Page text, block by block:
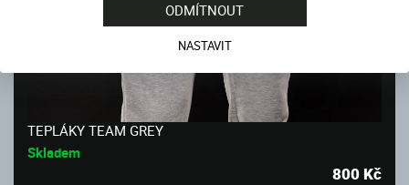
ODMÍTNOUT
NASTAVIT
TEPLÁKY TEAM GREY
Skladem
800 Kč